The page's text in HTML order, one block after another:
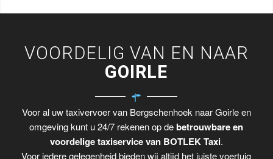
VOORDELIG VAN EN NAAR
GOIRLE
Voor al uw taxivervoer van Bergschenhoek naar Goirle en
omgeving kunt u 24/7 rekenen op debetrouwbare en
voordelige taxiservice van BOTLEK Taxi.
Voor iedere gelegenheid bieden wij altijd het juiste voertuig